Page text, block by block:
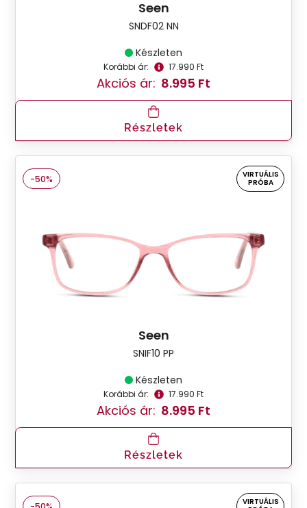
Seen
SNDF02 NN
Készleten
Korábbi ár: 17.990 Ft
Akciós ár: 8.995 Ft
Részletek
-50%
VIRTUÁLIS
PRÓBA
Seen
SNIF10 PP
Készleten
Korábbi ár: 17.990 Ft
Akciós ár: 8.995 Ft
Részletek
VIRTUÁLIS